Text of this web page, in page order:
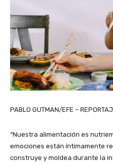
PABLO GUTMAN/EFE –
“Nuestra alimentación es
emociones están íntimamente
construye y moldea durante la